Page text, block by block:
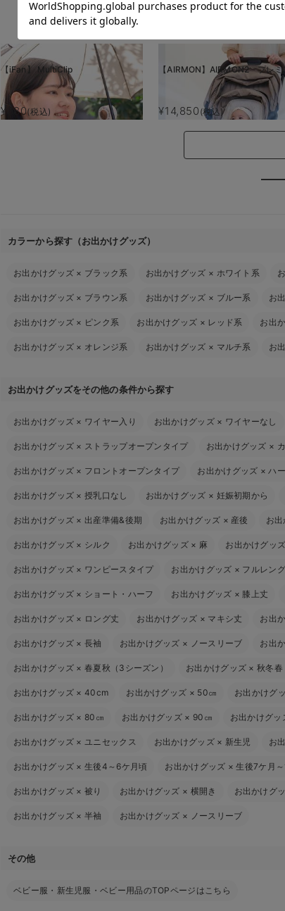
【iFan】 MultiClip
¥880(税込)
【AIRMON】AIRMON2 プレミ
¥14,850 (税込)
カラーから探す（お出かけグッズ）
お出かけグッズ × ブラック系 お出かけグッズ × ホワイト系
お出かけグッズ × ブラウン系 お出かけグッズ × ブルー系 お
お出かけグッズ × ピンク系 お出かけグッズ × レッド系 お出
お出かけグッズ × オレンジ系 お出かけグッズ × マルチ系 お
お出かけグッズをその他の条件から探す
お出かけグッズ × ワイヤー入り お出かけグッズ × ワイヤーなし
お出かけグッズ × ストラップオープンタイプ お出かけグッズ ×
お出かけグッズ × フロントオープンタイプ お出かけグッズ ×ハ
お出かけグッズ ×授乳口なし お出かけグッズ × 妊娠初期から
お出かけグッズ × 出産準備&後期 お出かけグッズ × 産後 お
お出かけグッズ × シルク お出かけグッズ × 麻 お出かけグッズ
お出かけグッズ × ワンピースタイプ お出かけグッズ × フルレン
お出かけグッズ × ショート・ハーフ お出かけグッズ × 膝上丈
お出かけグッズ × ロング丈 お出かけグッズ × マキシ丈 お出
お出かけグッズ ×長袖 お出かけグッズ × ノースリーブ お出
お出かけグッズ ×春夏秋（3シーズン） お出かけグッズ ×秋冬春
お出かけグッズ ×40cm お出かけグッズ × 50㎝ お出かけグ
お出かけグッズ × 80㎝ お出かけグッズ × 90㎝ お出かけグッ
お出かけグッズ ×ユニセックス お出かけグッズ × 新生児 お
お出かけグッズ ×生後4～6ケ月頃 お出かけグッズ ×生後7ケ月
お出かけグッズ ×被り お出かけグッズ × 横開き お出かけグ
お出かけグッズ ×半袖 お出かけグッズ × ノースリーブ
その他
ベビー服・新生児服・ベビー用品のTOPページはこちら